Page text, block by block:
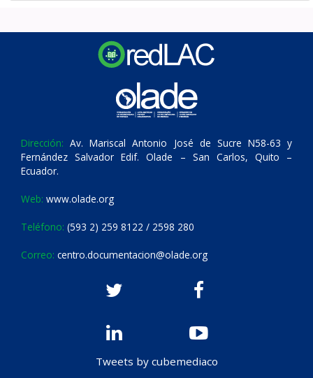
Dirección: Av. Mariscal Antonio José de Sucre N58-63 y
Fernández Salvador Edif. Olade – San Carlos, Quito –
Ecuador.
Web: www.olade.org
Teléfono: (593 2) 259 8122 / 2598 280
Correo: centro.documentacion@olade.org
Tweets by cubemediaco